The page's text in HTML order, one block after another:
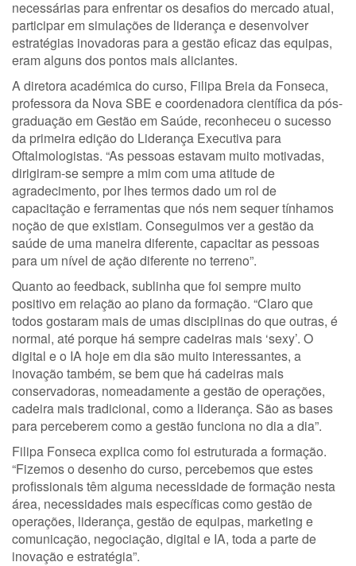
necessárias para enfrentar os desafios do mercado atual,
participar em simulações de liderança e desenvolver
estratégias inovadoras para a gestão eficaz das equipas,
eram alguns dos pontos mais aliciantes.
A diretora académica do curso, Filipa Breia da Fonseca,
professora da Nova SBE e coordenadora científica da pós-
graduação em Gestão em Saúde, reconheceu o sucesso
da primeira edição do Liderança Executiva para
Oftalmologistas. “As pessoas estavam muito motivadas,
dirigiram-se sempre a mim com uma atitude de
agradecimento, por lhes termos dado um rol de
capacitação e ferramentas que nós nem sequer tínhamos
noção de que existiam. Conseguimos ver a gestão da
saúde de uma maneira diferente, capacitar as pessoas
para um nível de ação diferente no terreno”.
Quanto ao feedback, sublinha que foi sempre muito
positivo em relação ao plano da formação. “Claro que
todos gostaram mais de umas disciplinas do que outras, é
normal, até porque há sempre cadeiras mais ‘sexy’. O
digital e o IA hoje em dia são muito interessantes, a
inovação também, se bem que há cadeiras mais
conservadoras, nomeadamente a gestão de operações,
cadeira mais tradicional, como a liderança. São as bases
para perceberem como a gestão funciona no dia a dia”.
Filipa Fonseca explica como foi estruturada a formação.
“Fizemos o desenho do curso, percebemos que estes
profissionais têm alguma necessidade de formação nesta
área, necessidades mais específicas como gestão de
operações, liderança, gestão de equipas, marketing e
comunicação, negociação, digital e IA, toda a parte de
inovação e estratégia”.